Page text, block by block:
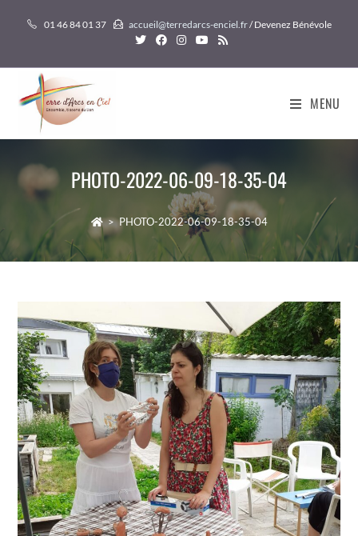
01 46 84 01 37 accueil@terredarcs-enciel.fr/ Devenez Bénévole
MENU
PHOTO-2022-06-09-18-35-04
> PHOTO-2022-06-09-18-35-04